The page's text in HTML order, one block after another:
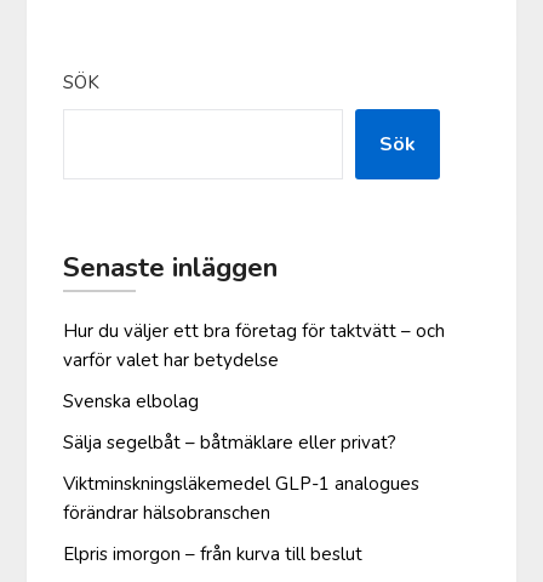
SÖK
Sök
Senaste inläggen
Hur du väljer ett bra företag för taktvätt – och
varför valet har betydelse
Svenska elbolag
Sälja segelbåt – båtmäklare eller privat?
Viktminskningsläkemedel GLP-1 analogues
förändrar hälsobranschen
Elpris imorgon – från kurva till beslut